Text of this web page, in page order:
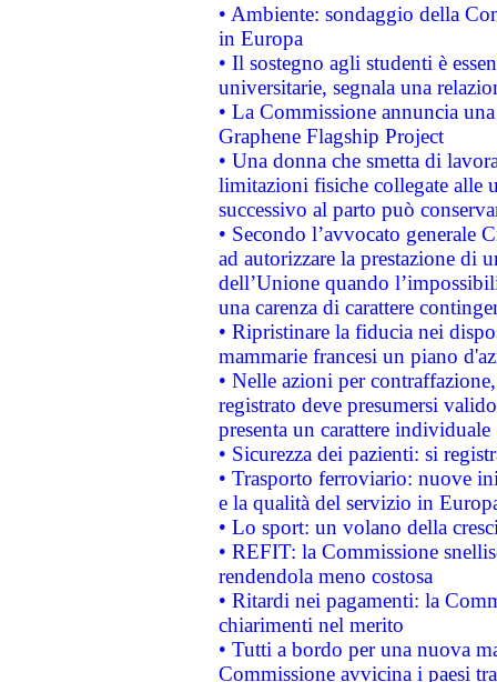
• Ambiente: sondaggio della
in Europa
• Il sostegno agli studenti è
universitarie, segnala una
• La Commissione annuncia
Graphene Flagship Project
• Una donna che smetta di
limitazioni fisiche collegate alle
successivo al parto può
• Secondo l’avvocato
ad autorizzare la prestazione di
dell’Unione quando
una carenza di carattere
• Ripristinare la fiducia nei
mammarie francesi un piano
• Nelle azioni per
registrato deve presumersi
presenta un carattere individuale
• Sicurezza dei pazienti: si
• Trasporto ferroviario: nuove
e la qualità del servizio in
• Lo sport: un volano della
• REFIT: la Commissione
rendendola meno costosa
• Ritardi nei pagamenti: la
chiarimenti nel merito
• Tutti a bordo per una nuova
Commissione avvicina i paesi